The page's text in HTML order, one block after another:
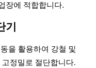
장에 적합합니다.
을 활용하여 강철 및
정밀로 절단합니다.